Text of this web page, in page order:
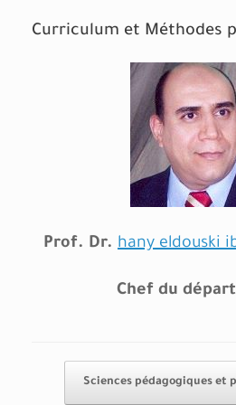
Curriculum et Méthodes
Prof. Dr. hany eldouski
Chef du
Sciences pédagogiques et